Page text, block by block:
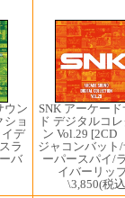
ウン
ショ
イデ
ラ
バ
SNK アーケー
ド デジタルコ
ン Vol.29 [2CD
ジャコンバット
ーパースパイ/
イバーリッ
\3,850(税